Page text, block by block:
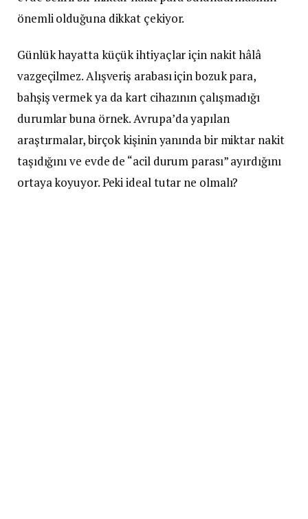
önemli olduğuna dikkat çekiyor.
Günlük hayatta küçük ihtiyaçlar için nakit hâlâ
vazgeçilmez. Alışveriş arabası için bozuk para,
bahşiş vermek ya da kart cihazının çalışmadığı
durumlar buna örnek. Avrupa’da yapılan
araştırmalar, birçok kişinin yanında bir miktar nakit
taşıdığını ve evde de “acil durum parası” ayırdığını
ortaya koyuyor. Peki ideal tutar ne olmalı?